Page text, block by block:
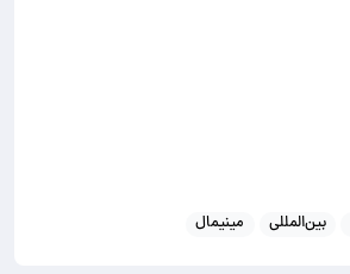
بین‌المللی مینیمال